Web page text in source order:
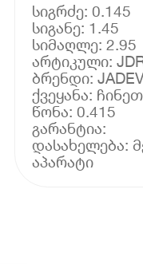
სიგრძე: 0.145
სიგანე: 1.45
სიმაღლე: 2.95
არტიკული:
ბრენდი:
ქვეყანა:
წონა: 0.415
გარანტია:
დასახელება: